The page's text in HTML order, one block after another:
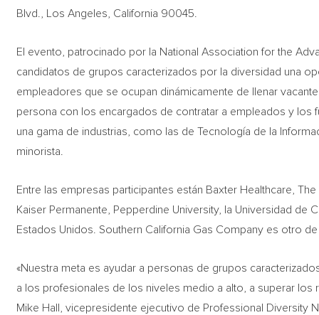
Blvd., Los Angeles, California 90045.
El evento, patrocinado por la National Association for the
candidatos de grupos caracterizados por la diversidad una
empleadores que se ocupan dinámicamente de llenar
persona con los encargados de contratar a empleados y los
una gama de industrias, como las de Tecnología de la
minorista.
Entre las empresas participantes están Baxter Healthcare,
Kaiser Permanente, Pepperdine University, la Universidad
Estados Unidos. Southern California Gas Company es otro
«Nuestra meta es ayudar a personas de grupos
a los profesionales de los niveles medio a alto, a superar los
Mike Hall, vicepresidente ejecutivo de Professional Diversity